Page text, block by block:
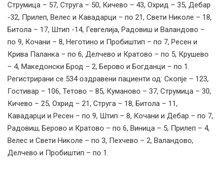
Струмица – 57, Струга – 50, Кичево – 43, Охрид – 35, Дебар
-32, Прилеп, Велес и Кавадарци – по 21, Свети Николе – 18,
Битола – 17, Штип -14, Гевгелија, Радовиш и Валандово –
по 9, Кочани – 8, Неготино и Пробиштип – по 7, Ресен и
Крива Паланка – по 6, Делчево и Кратово – по 5, Крушево
– 4, Македонски Брод – 2, Берово и Богданци – по 1.
Регистрирани сe 534 оздравени пациенти од: Скопје – 123,
Гостивар – 106, Тетово – 85, Куманово – 37, Струмица – 30,
Кичево – 25, Охрид – 21, Струга – 18, Битола – 11,
Кавадарци и Ресен – по 9, Штип – 8, Кочани и Дебар – по 7,
Радовиш, Берово и Кратово – по 6, Виница – 5, Прилеп – 4,
Велес и Свети Николе – по 3, Пехчево – 2, Валандово,
Делчево и Пробиштип – по 1.